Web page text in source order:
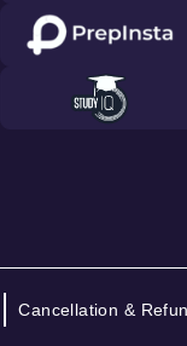
Cancellation &